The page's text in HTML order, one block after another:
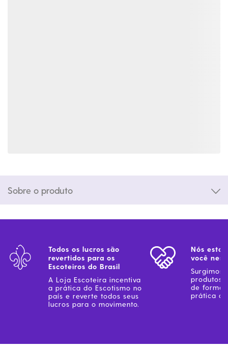
Sobre o produto
Todos os lucros são
revertidos para os
Escoteiros do Brasil
A Loja Escoteira incentiva
a prática do Escotismo no
país e reverte todos seus
lucros para o movimento.
Nós
você
Surgimos
produtos
de forma
prática